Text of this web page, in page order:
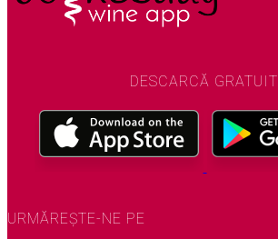
DESCARCĂ GRATUIT
URMĂREȘTE-NE PE